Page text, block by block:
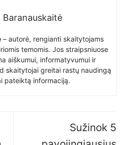
– autorė, rengianti skaitytojams
temomis. Jos straipsniuose
aiškumui, informatyvumui ir
skaitytojai greitai rastų naudingą
pateiktą informaciją.
Sužinok 5